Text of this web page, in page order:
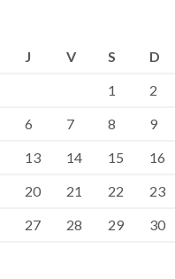
J V S
D
1
2
6 7 8
9
13 14 15
16
20 21 22
23
27 28 29
30